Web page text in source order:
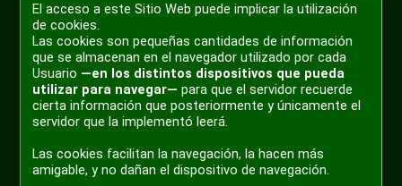
El acceso a este Sitio Web puede implicar la utilización
de cookies.
Las cookies son pequeñas cantidades de información
que se almacenan en el navegador utilizado por cada
Usuario —en los distintos dispositivos que pueda
utilizar para navegar— para que el servidor recuerde
cierta información que posteriormente y únicamente el
servidor que la implementó leerá.
Las cookies facilitan la navegación, la hacen más
amigable, y no dañan el dispositivo de navegación.